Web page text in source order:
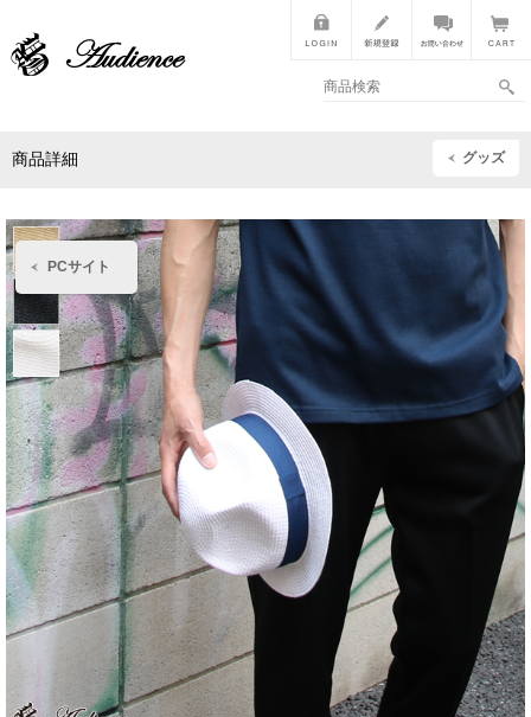
PCサイト
商品詳細 グッズ